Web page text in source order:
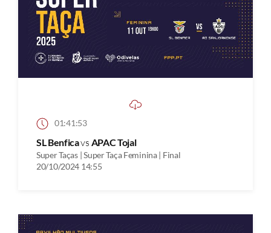
01:41:53
SL Benficavs APAC Tojal
Super Taças | Super Taça Feminina | Final
20/10/2024 14:55